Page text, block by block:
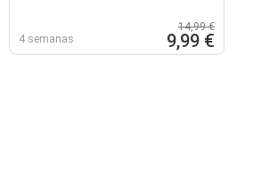
4 semanas
14,99 €
9,99 €